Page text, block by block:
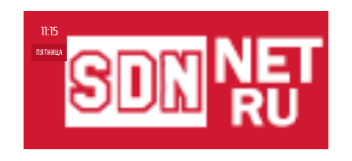
11:15
ПЯТНИЦА